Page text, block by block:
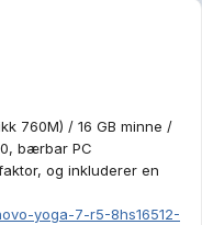
760M) / 16 GB minne /
bærbar PC
og inkluderer en
yoga-7-r5-8hs16512-